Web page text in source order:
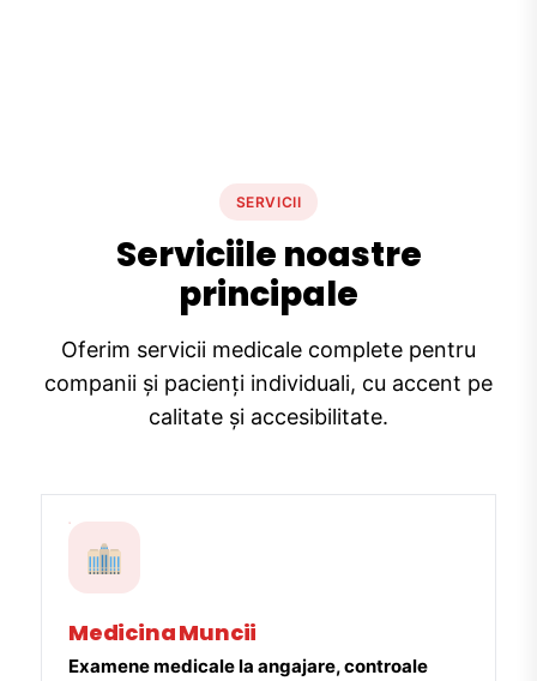
SERVICII
Serviciile noastre
principale
Oferim servicii medicale complete pentru
companii și pacienți individuali, cu accent pe
calitate și accesibilitate.
Medicina Muncii
Examene medicale la angajare, controale